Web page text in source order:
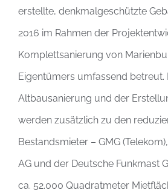
erstellte, denkmalgeschützte
2016 im Rahmen der
Komplettsanierung von
Eigentümers umfassend betreut.
Altbausanierung und der
werden zusätzlich zu den
Bestandsmieter – GMG
AG und der Deutsche Funkmast
ca. 52.000 Quadratmeter